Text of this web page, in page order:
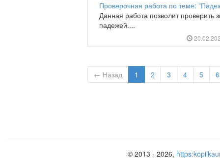
Проверочная работа по теме:
Данная работа позволит
падежей....
← Назад 1 2 3 4 5 6
© 2013 - 2026,